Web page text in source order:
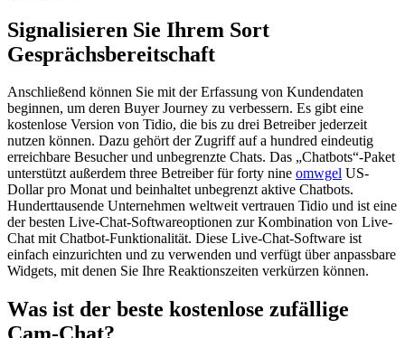
Signalisieren Sie Ihrem Sort
Gesprächsbereitschaft
Anschließend können Sie mit der Erfassung von Kundendaten
beginnen, um deren Buyer Journey zu verbessern. Es gibt eine
kostenlose Version von Tidio, die bis zu drei Betreiber jederzeit
nutzen können. Dazu gehört der Zugriff auf a hundred eindeutig
erreichbare Besucher und unbegrenzte Chats. Das „Chatbots“-Paket
unterstützt außerdem three Betreiber für forty nine omwgel US-
Dollar pro Monat und beinhaltet unbegrenzt aktive Chatbots.
Hunderttausende Unternehmen weltweit vertrauen Tidio und ist eine
der besten Live-Chat-Softwareoptionen zur Kombination von Live-
Chat mit Chatbot-Funktionalität. Diese Live-Chat-Software ist
einfach einzurichten und zu verwenden und verfügt über anpassbare
Widgets, mit denen Sie Ihre Reaktionszeiten verkürzen können.
Was ist der beste kostenlose zufällige